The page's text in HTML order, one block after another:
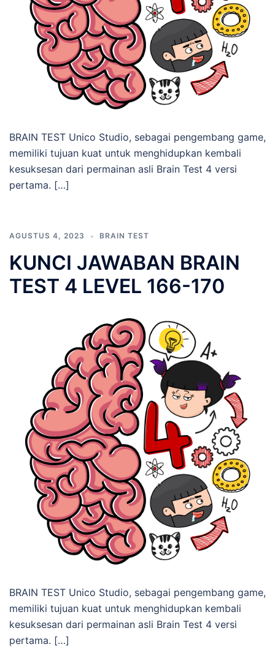
BRAIN TEST Unico Studio, sebagai pengembang game,
memiliki tujuan kuat untuk menghidupkan kembali
kesuksesan dari permainan asli Brain Test 4 versi
pertama. […]
AGUSTUS 4, 2023 BRAIN TEST
KUNCI JAWABAN BRAIN
TEST 4 LEVEL 166-170
BRAIN TEST Unico Studio, sebagai pengembang game,
memiliki tujuan kuat untuk menghidupkan kembali
kesuksesan dari permainan asli Brain Test 4 versi
pertama. […]